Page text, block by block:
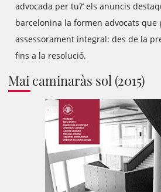
advocada per tu?’ els anuncis
barcelonina la formen advocats que
assessorament integral: des de la
fins a la resolució.
Mai caminaràs sol (2015)